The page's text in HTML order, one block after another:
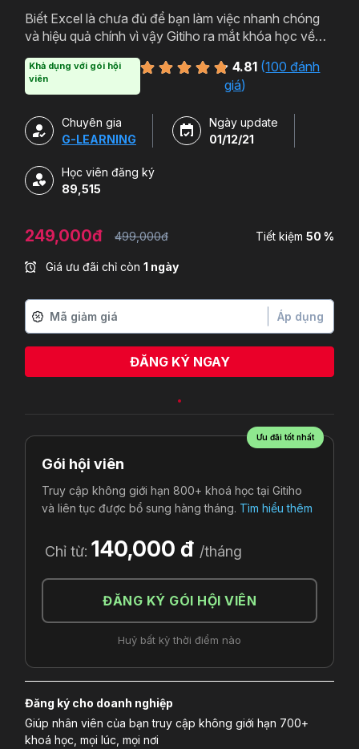
Biết Excel là chưa đủ để bạn làm việc nhanh chóng
và hiệu quả chính vì vậy Gitiho ra mắt khóa học về
văn phòng sẽ tự tin thao tác về những hàm, công cụ
trong Excel và ứng dụng để giải quyết công việc một
Khả dụng với gói hội
viên
4.81 (100 đánh
giá)
Chuyên gia
G-LEARNING
Ngày update
01/12/21
Học viên đăng ký
89,515
249,000đ 499,000đ Tiết kiệm 50 %
Giá ưu đãi chỉ còn 1 ngày
Áp dụng
ĐĂNG KÝ NGAY
Nguyễn Thị Thúy An
Ưu đãi tốt nhất
Gói hội viên
Truy cập không giới hạn 800+ khoá học tại Gitiho
và liên tục được bổ sung hàng tháng. Tìm hiểu thêm
Chỉ từ: 140,000 đ /tháng
ĐĂNG KÝ GÓI HỘI VIÊN
Huỷ bất kỳ thời điểm nào
Đăng ký cho doanh nghiệp
Giúp nhân viên của bạn truy cập không giới hạn 700+
khoá học, mọi lúc, mọi nơi